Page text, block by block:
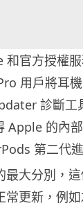
官方授權
用戶將耳
診斷工
Apple 的內
第二代
最大分別，
常更新，例